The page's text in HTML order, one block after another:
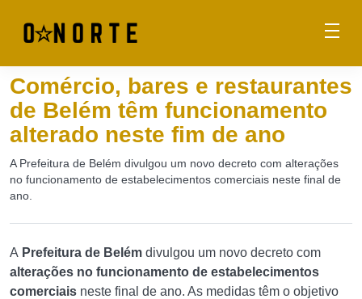
Comércio, bares e restaurantes
de Belém têm funcionamento
alterado neste fim de ano
A Prefeitura de Belém divulgou um novo decreto com alterações
no funcionamento de estabelecimentos comerciais neste final de
ano.
A Prefeitura de Belém divulgou um novo decreto com
alterações no funcionamento de estabelecimentos
comerciais neste final de ano. As medidas têm o objetivo